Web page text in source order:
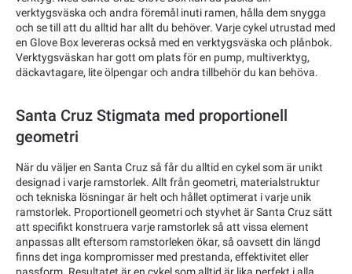
verktygsväska och andra föremål inuti ramen, hålla dem snygga
och se till att du alltid har allt du behöver. Varje cykel utrustad med
en Glove Box levereras också med en verktygsväska och plånbok.
Verktygsväskan har gott om plats för en pump, multiverktyg,
däckavtagare, lite ölpengar och andra tillbehör du kan behöva.
Santa Cruz Stigmata med proportionell
geometri
När du väljer en Santa Cruz så får du alltid en cykel som är unikt
designad i varje ramstorlek. Allt från geometri, materialstruktur
och tekniska lösningar är helt och hållet optimerat i varje unik
ramstorlek. Proportionell geometri och styvhet är Santa Cruz sätt
att specifikt konstruera varje ramstorlek så att vissa element
anpassas allt eftersom ramstorleken ökar, så oavsett din längd
finns det inga kompromisser med prestanda, effektivitet eller